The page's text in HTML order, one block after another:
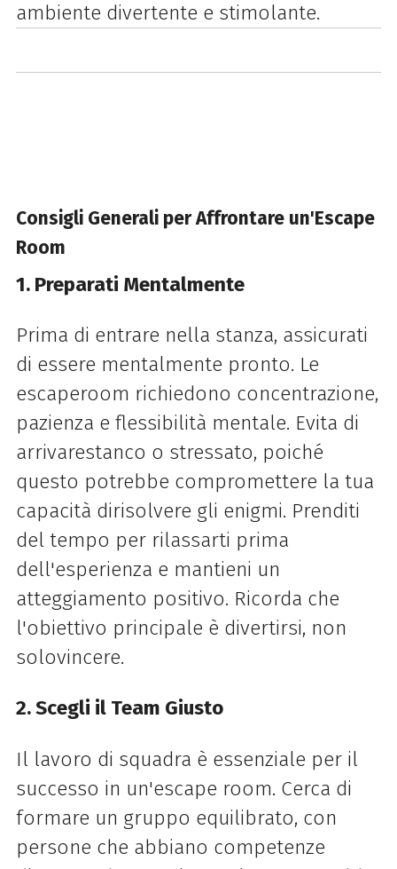
ambiente divertente e stimolante.
Consigli Generali per Affrontare un'Escape
Room
1. Preparati Mentalmente
Prima di entrare nella stanza, assicurati
di essere mentalmente pronto. Le
escaperoom richiedono concentrazione,
pazienza e flessibilità mentale. Evita di
arrivarestanco o stressato, poiché
questo potrebbe compromettere la tua
capacità dirisolvere gli enigmi. Prenditi
del tempo per rilassarti prima
dell'esperienza e mantieni un
atteggiamento positivo. Ricorda che
l'obiettivo principale è divertirsi, non
solovincere.
2. Scegli il Team Giusto
Il lavoro di squadra è essenziale per il
successo in un'escape room. Cerca di
formare un gruppo equilibrato, con
persone che abbiano competenze